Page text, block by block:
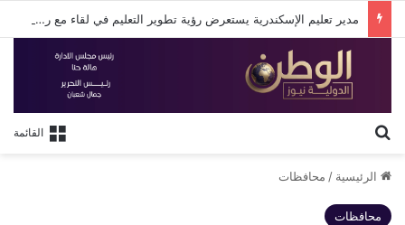
مدير تعليم الإسكندرية يستعرض رؤية تطوير التعليم في لقاء مع روتاري الإسكندرية
القائمة
الرئيسية / محافظات
محافظات